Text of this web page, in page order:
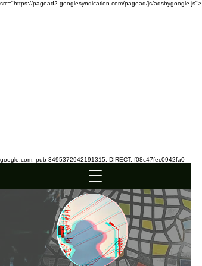
src="https://pagead2.googlesyndication.com/pagead/js/adsbygoogle.js">
google.com, pub-3495372942191315, DIRECT, f08c47fec0942fa0